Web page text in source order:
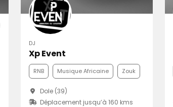
DJ
Xp Event
RNB Musique Africaine Zouk
Dole (39)
Déplacement jusqu’à 160 kms